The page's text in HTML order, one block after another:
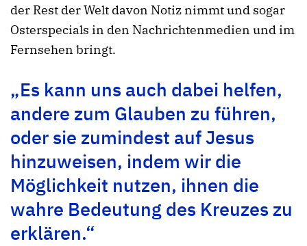
der Rest der Welt davon Notiz nimmt und sogar
Osterspecials in den Nachrichtenmedien und im
Fernsehen bringt.
„Es kann uns auch dabei helfen,
andere zum Glauben zu führen,
oder sie zumindest auf Jesus
hinzuweisen, indem wir die
Möglichkeit nutzen, ihnen die
wahre Bedeutung des Kreuzes zu
erklären.“